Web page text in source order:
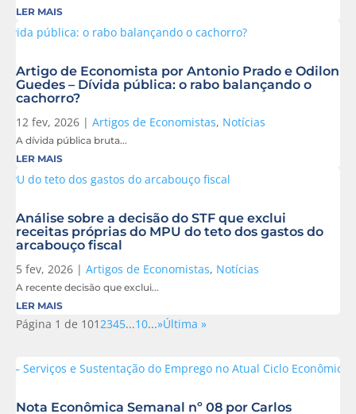
LER MAIS
Artigo de Economista por Antonio Prado e Odilon
Guedes – Dívida pública: o rabo balançando o
cachorro?
12 fev, 2026 | Artigos de Economistas, Notícias
A dívida pública bruta...
LER MAIS
Análise sobre a decisão do STF que exclui
receitas próprias do MPU do teto dos gastos do
arcabouço fiscal
5 fev, 2026 | Artigos de Economistas, Notícias
A recente decisão que exclui...
LER MAIS
Página 1 de 1012345...10...»Última »
Nota Econômica Semanal nº 08 por Carlos